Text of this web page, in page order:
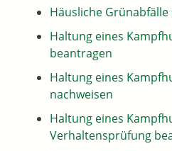
Häusliche
Haltung eines
beantragen
Haltung eines
nachweisen
Haltung eines
Verhaltensprüfung